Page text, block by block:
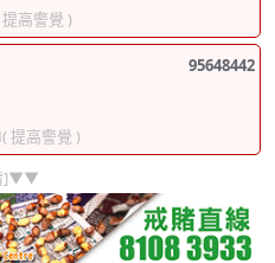
高警覺 )
95648442
( 提高警覺 )
]▼▼